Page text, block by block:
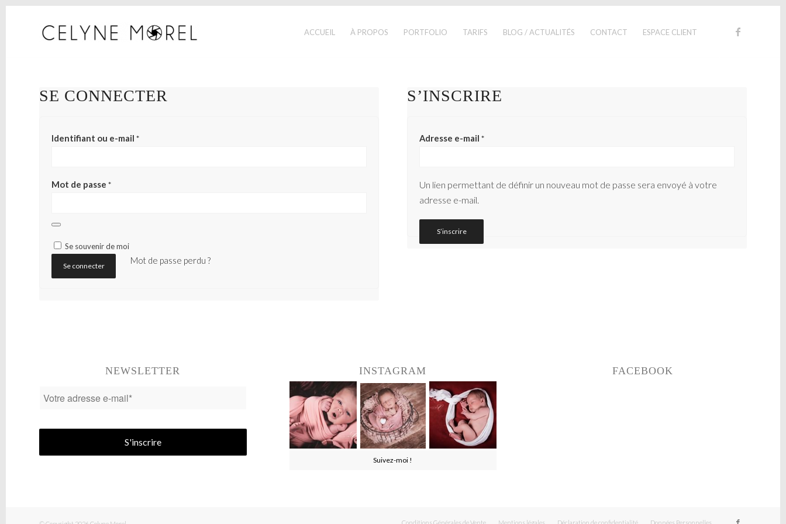
ACCUEIL À PROPOS PORTFOLIO TARIFS BLOG / ACTUALITÉS CONTACT ESPACE CLIENT
SE CONNECTER
Identifiant ou e-mail *
Mot de passe *
Se souvenir de moi
Se connecter
Mot de passe perdu ?
S’INSCRIRE
Adresse e-mail*
Un lien permettant de définir un nouveau mot de passe sera envoyé à votre
adresse e-mail.
S’inscrire
NEWSLETTER INSTAGRAM
Suivez-moi !
FACEBOOK